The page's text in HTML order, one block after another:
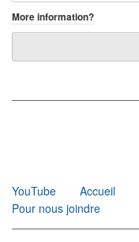
More information?
YouTube
Accueil
Pour nous joindre